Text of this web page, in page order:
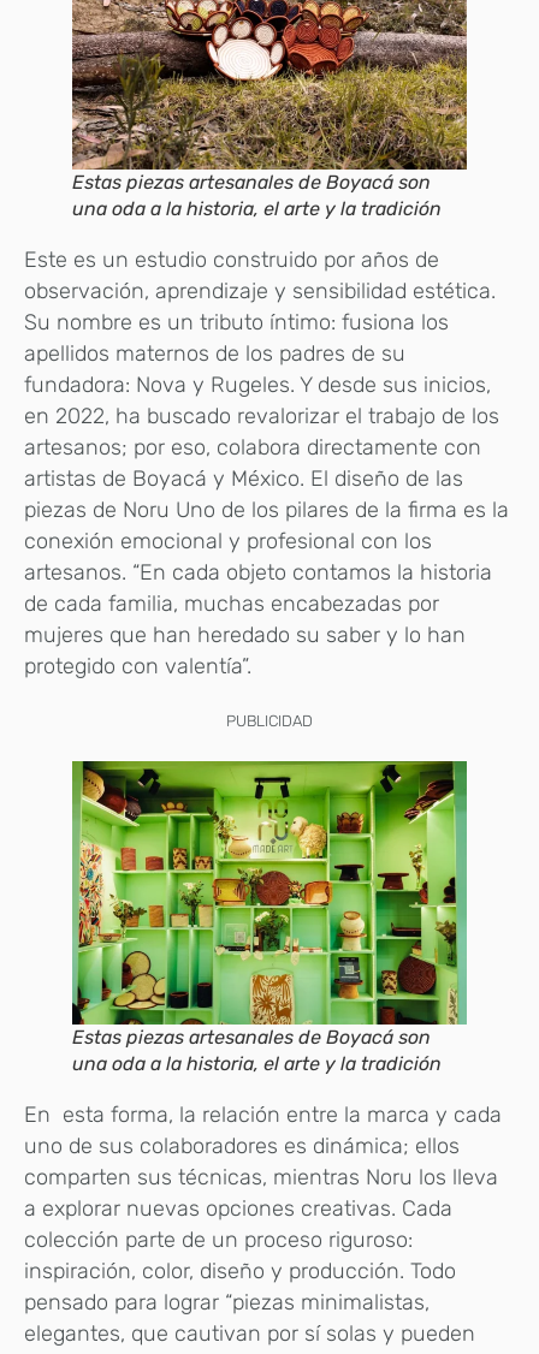
Estas piezas artesanales de Boyacá son
una oda a la historia, el arte y la tradición
Este es un estudio construido por años de
observación, aprendizaje y sensibilidad estética.
Su nombre es un tributo íntimo: fusiona los
apellidos maternos de los padres de su
fundadora: Nova y Rugeles. Y desde sus inicios,
en 2022, ha buscado revalorizar el trabajo de los
artesanos; por eso, colabora directamente con
artistas de Boyacá y México. El diseño de las
piezas de Noru Uno de los pilares de la firma es la
conexión emocional y profesional con los
artesanos. “En cada objeto contamos la historia
de cada familia, muchas encabezadas por
mujeres que han heredado su saber y lo han
protegido con valentía”.
PUBLICIDAD
Estas piezas artesanales de Boyacá son
una oda a la historia, el arte y la tradición
En esta forma, la relación entre la marca y cada
uno de sus colaboradores es dinámica; ellos
comparten sus técnicas, mientras Noru los lleva
a explorar nuevas opciones creativas. Cada
colección parte de un proceso riguroso:
inspiración, color, diseño y producción. Todo
pensado para lograr “piezas minimalistas,
elegantes, que cautivan por sí solas y pueden